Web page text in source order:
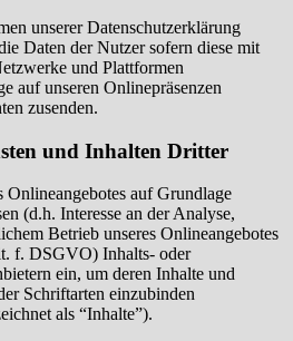
unserer Datenschutzerklärung
Daten der Nutzer sofern diese mit
und Plattformen
auf unseren Onlinepräsenzen
zusenden.
und Inhalten Dritter
Onlineangebotes auf Grundlage
(d.h. Interesse an der Analyse,
Betrieb unseres Onlineangebotes
f. DSGVO) Inhalts- oder
ein, um deren Inhalte und
Schriftarten einzubinden
als “Inhalte”).